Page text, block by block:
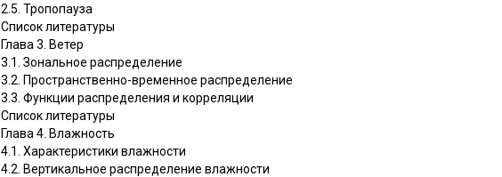
2.5. Тропопауза
Список литературы
Глава 3. Ветер
3.1. Зональное распределение
3.2. Пространственно-временное распределение
3.3. Функции распределения и корреляции
Список литературы
Глава 4. Влажность
4.1. Характеристики влажности
4.2. Вертикальное распределение влажности